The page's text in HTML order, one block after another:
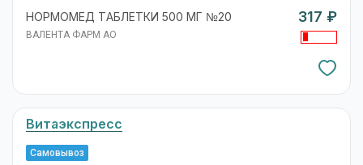
НОРМОМЕД ТАБЛЕТКИ 500 МГ №20
ВАЛЕНТА ФАРМ АО
317 ₽
Витаэкспресс
Самовывоз